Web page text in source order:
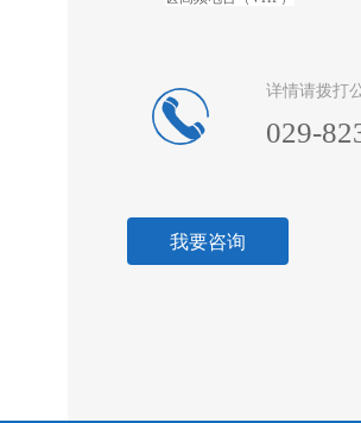
详情请拨打
029-
我要咨询